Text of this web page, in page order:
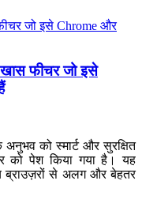
फीचर जो इसे
को स्मार्ट और सुरक्षित
को पेश किया गया है। यह
ब्राउज़रों से अलग और बेहतर